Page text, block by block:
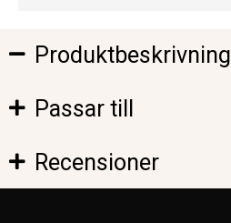
Produktbeskrivning
Passar till
Recensioner